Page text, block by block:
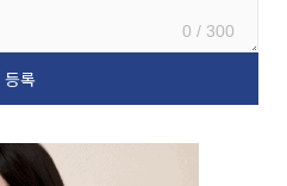
0 / 300